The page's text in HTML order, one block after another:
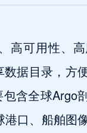
高可用性、
数据目录，方
含全球Argo
港口、船舶图